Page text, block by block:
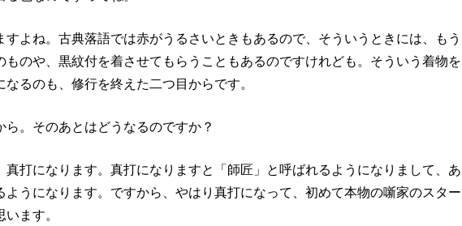
すよね。古典落語では赤がうるさいときもあるので、そういうときには、もう
ものや、黒紋付を着させてもらうこともあるのですけれども。そういう着物を
なるのも、修行を終えた二つ目からです。
ら。そのあとはどうなるのですか？
真打になります。真打になりますと「師匠」と呼ばれるようになりまして、あ
ようになります。ですから、やはり真打になって、初めて本物の噺家のスター
います。